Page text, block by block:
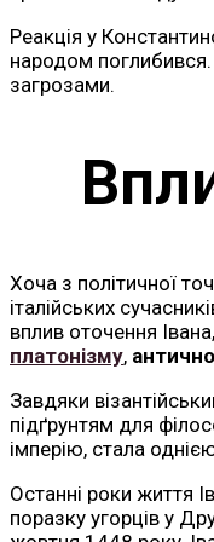
Реакція у
народом поглибився.
загрозами.
Хоча з політичної
італійських
вплив оточення
платонізму,
Завдяки
підґрунтям для
імперію, стала
Останні роки життя
поразку угорців у